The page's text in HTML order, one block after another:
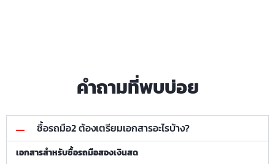
คำถามที่พบบ่อย
ซื้อรถมือ2 ต้องเตรียมเอกสารอะไรบ้าง?
เอกสารสำหรับซื้อรถมือสองเงินสด